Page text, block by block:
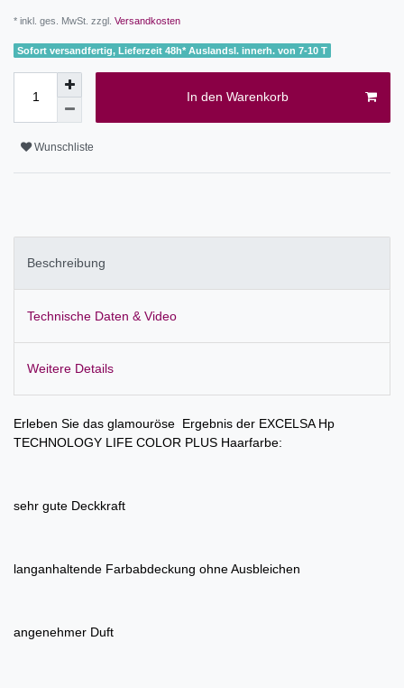
* inkl. ges. MwSt. zzgl. Versandkosten
Sofort versandfertig, Lieferzeit 48h* Auslandsl. innerh. von 7-10 T
In den Warenkorb
Wunschliste
Beschreibung
Technische Daten & Video
Weitere Details
Erleben Sie das glamouröse Ergebnis der EXCELSA Hp
TECHNOLOGY LIFE COLOR PLUS Haarfarbe:
sehr gute Deckkraft
langanhaltende Farbabdeckung ohne Ausbleichen
angenehmer Duft